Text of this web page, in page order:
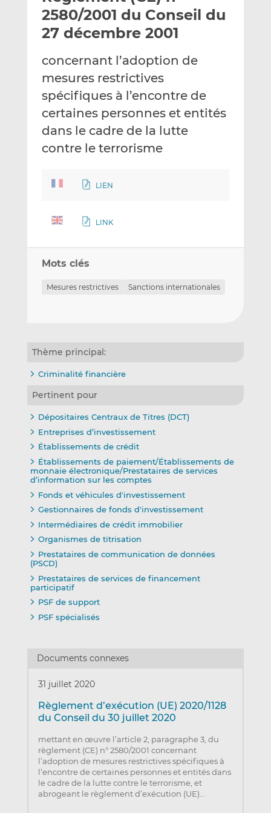
e
r
p
r
e
m
i
l
g
e
r
u
r
L
n
k
e
g
e
r
u
r
F
c
e
b
2580/2001 du Conseil du
27 décembre 2001
concernant l’adoption de
mesures restrictives
spécifiques à l’encontre de
certaines personnes et entités
dans le cadre de la lutte
contre le terrorisme
LIEN
LINK
Mots clés
Mesures restrictives Sanctions internationales
Thème principal:
Criminalité financière
Pertinent pour
Dépositaires Centraux de Titres (DCT)
Entreprises d’investissement
Établissements de crédit
Établissements de paiement/Établissements de
monnaie électronique/Prestataires de services
d’information sur les comptes
Fonds et véhicules d'investissement
Gestionnaires de fonds d'investissement
Intermédiaires de crédit immobilier
Organismes de titrisation
Prestataires de communication de données
(PSCD)
Prestataires de services de financement
participatif
PSF de support
PSF spécialisés
Documents connexes
31 juillet 2020
Règlement d’exécution (UE) 2020/1128
du Conseil du 30 juillet 2020
mettant en œuvre l’article 2, paragraphe 3, du
règlement (CE) n° 2580/2001 concernant
l’adoption de mesures restrictives spécifiques à
l’encontre de certaines personnes et entités dans
le cadre de la lutte contre le terrorisme, et
abrogeant le règlement d’exécution (UE)…